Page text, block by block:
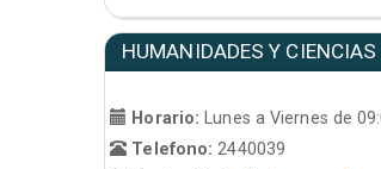
HUMANIDADES Y
Horario:
Lunes a Viernes de
Telefono: 2440039